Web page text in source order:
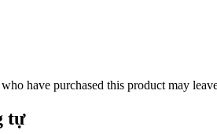
have purchased this product may
tự